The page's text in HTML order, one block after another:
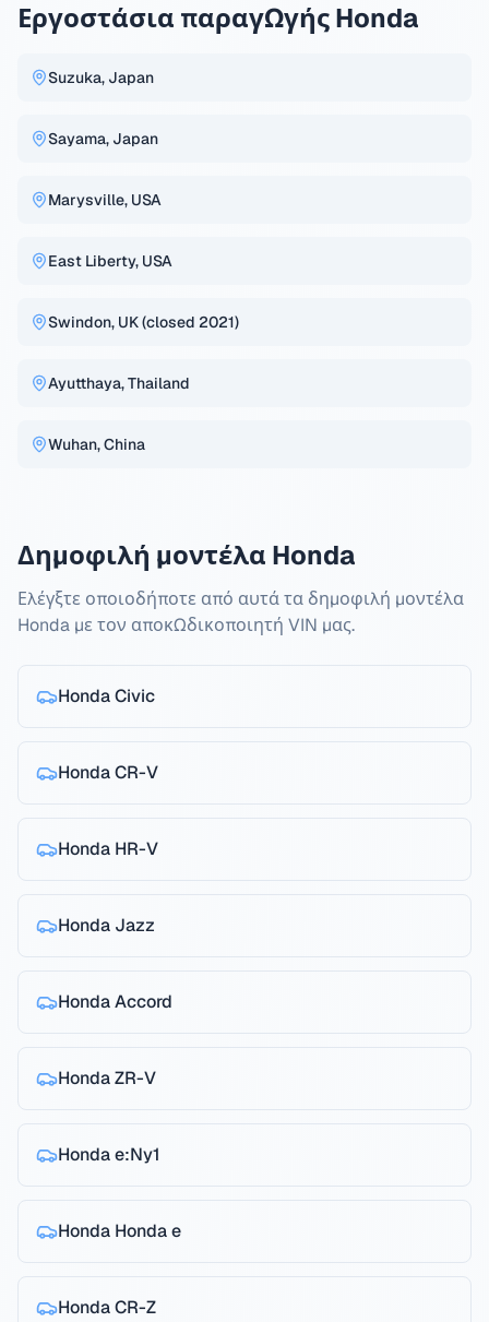
Εργοστάσια παραγωγής Honda
Suzuka, Japan
Sayama, Japan
Marysville, USA
East Liberty, USA
Swindon, UK (closed 2021)
Ayutthaya, Thailand
Wuhan, China
Δημοφιλή μοντέλα Honda
Ελέγξτε οποιοδήποτε από αυτά τα δημοφιλή μοντέλα
Honda με τον αποκωδικοποιητή VIN μας.
HondaCivic
HondaCR-V
Honda HR-V
Honda Jazz
HondaAccord
HondaZR-V
Hondae:Ny1
Honda Honda e
HondaCR-Z